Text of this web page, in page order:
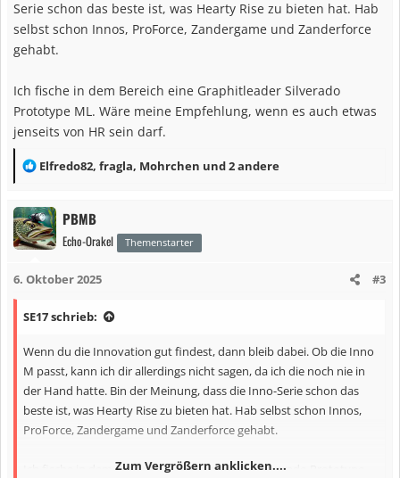
Serie schon das beste ist, was Hearty Rise zu bieten hat. Hab
selbst schon Innos, ProForce, Zandergame und Zanderforce
gehabt.
Ich fische in dem Bereich eine Graphitleader Silverado
Prototype ML. Wäre meine Empfehlung, wenn es auch etwas
jenseits von HR sein darf.
R
a
k
t
o
e
:
Elfredo82, fragla, Mohrchen und 2 andere
PBMB
Echo-Orakel Themenstarter
6. Oktober 2025 #3
SE17 schrieb:
Wenn du die Innovation gut findest, dann bleib dabei. Ob die Inno
M passt, kann ich dir allerdings nicht sagen, da ich die noch nie in
der Hand hatte. Bin der Meinung, dass die Inno-Serie schon das
beste ist, was Hearty Rise zu bieten hat. Hab selbst schon Innos,
ProForce, Zandergame und Zanderforce gehabt.
Ich fische in dem Bereich eine Graphitleader Silverado Prototype
Zum Vergrößern anklicken....